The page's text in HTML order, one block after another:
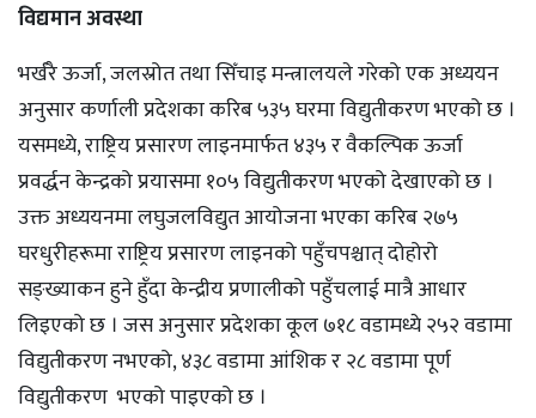
विद्यमान अवस्था
भर्खरै ऊर्जा, जलस्रोत तथा सिँचाइ मन्त्रालयले गरेको एक अध्ययन
अनुसार कर्णाली प्रदेशका करिब ५३५ घरमा विद्युतीकरण भएको छ ।
यसमध्ये, राष्ट्रिय प्रसारण लाइनमार्फत ४३५ र वैकल्पिक ऊर्जा
प्रवर्द्धन केन्द्रको प्रयासमा १०५ विद्युतीकरण भएको देखाएको छ ।
उक्त अध्ययनमा लघुजलविद्युत आयोजना भएका करिब २७५
घरधुरीहरूमा राष्ट्रिय प्रसारण लाइनको पहुँचपश्चात् दोहोरो
सङ्ख्याकन हुने हुँदा केन्द्रीय प्रणालीको पहुँचलाई मात्रै आधार
लिइएको छ । जस अनुसार प्रदेशका कूल ७१८ वडामध्ये २५२ वडामा
विद्युतीकरण नभएको, ४३८ वडामा आंशिक र २८ वडामा पूर्ण
विद्युतीकरण भएको पाइएको छ ।